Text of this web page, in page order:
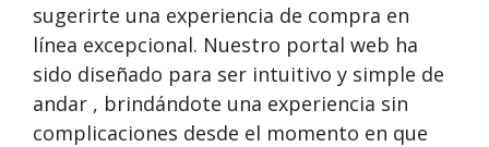
sugerirte una experiencia de compra en
línea excepcional. Nuestro portal web ha
sido diseñado para ser intuitivo y simple de
andar , brindándote una experiencia sin
complicaciones desde el momento en que